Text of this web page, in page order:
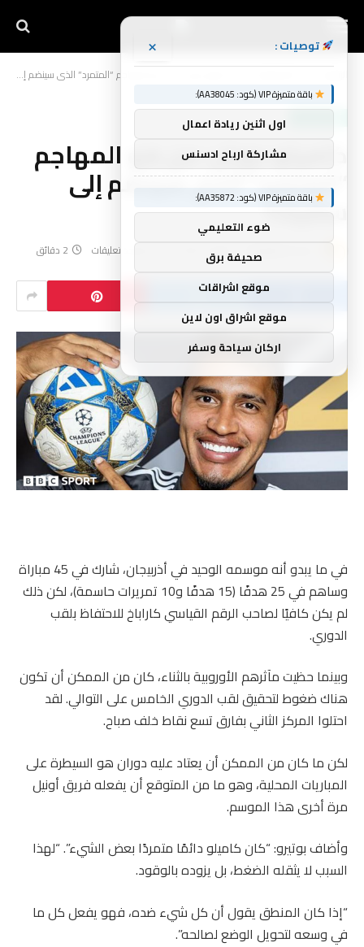
كاميلو دوران: من هو المهاجم “المتمرد” الذي سينضم إلى سلتيك؟
كاميلو دوران: من هو المهاجم
“المتمرد” الذي سينضم إلى
سلتيك؟
يوليو 9, 2026 لا توجد تعليقات 2 دقائق
في ما يبدو أنه موسمه الوحيد في أذربيجان، شارك في 45 مباراة
وساهم في 25 هدفًا (15 هدفًا و10 تمريرات حاسمة)، لكن ذلك
لم يكن كافيًا لصاحب الرقم القياسي كاراباخ للاحتفاظ بلقب
الدوري.
وبينما حظيت مآثرهم الأوروبية بالثناء، كان من الممكن أن تكون
هناك ضغوط لتحقيق لقب الدوري الخامس على التوالي. لقد
احتلوا المركز الثاني بفارق تسع نقاط خلف صباح.
لكن ما كان من الممكن أن يعتاد عليه دوران هو السيطرة على
المباريات المحلية، وهو ما من المتوقع أن يفعله فريق أونيل
مرة أخرى هذا الموسم.
وأضاف بوتيرو: “كان كاميلو دائمًا متمردًا بعض الشيء”. “لهذا
السبب لا يثقله الضغط، بل يزوده بالوقود.
“إذا كان المنطق يقول أن كل شيء ضده، فهو يفعل كل ما
في وسعه لتحويل الوضع لصالحه”.
توصيات : ×
باقة متميزة VIP (كود: AA38045):
اول اثنين ريادة اعمال
مشاركة ارباح ادسنس
باقة متميزة VIP (كود: AA35872):
ضوء التعليمي
صحيفة برق
موقع اشراقات
موقع اشراق اون لاين
اركان سياحة وسفر